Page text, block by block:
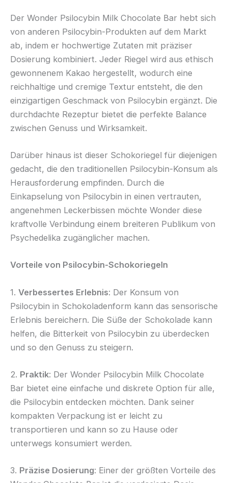
Der Wonder Psilocybin Milk Chocolate Bar hebt sich
von anderen Psilocybin-Produkten auf dem Markt
ab, indem er hochwertige Zutaten mit präziser
Dosierung kombiniert. Jeder Riegel wird aus ethisch
gewonnenem Kakao hergestellt, wodurch eine
reichhaltige und cremige Textur entsteht, die den
einzigartigen Geschmack von Psilocybin ergänzt. Die
durchdachte Rezeptur bietet die perfekte Balance
zwischen Genuss und Wirksamkeit.
Darüber hinaus ist dieser Schokoriegel für diejenigen
gedacht, die den traditionellen Psilocybin-Konsum als
Herausforderung empfinden. Durch die
Einkapselung von Psilocybin in einen vertrauten,
angenehmen Leckerbissen möchte Wonder diese
kraftvolle Verbindung einem breiteren Publikum von
Psychedelika zugänglicher machen.
Vorteile von Psilocybin-Schokoriegeln
1. Verbessertes Erlebnis: Der Konsum von
Psilocybin in Schokoladenform kann das sensorische
Erlebnis bereichern. Die Süße der Schokolade kann
helfen, die Bitterkeit von Psilocybin zu überdecken
und so den Genuss zu steigern.
2. Praktik: Der Wonder Psilocybin Milk Chocolate
Bar bietet eine einfache und diskrete Option für alle,
die Psilocybin entdecken möchten. Dank seiner
kompakten Verpackung ist er leicht zu
transportieren und kann so zu Hause oder
unterwegs konsumiert werden.
3. Präzise Dosierung: Einer der größten Vorteile des